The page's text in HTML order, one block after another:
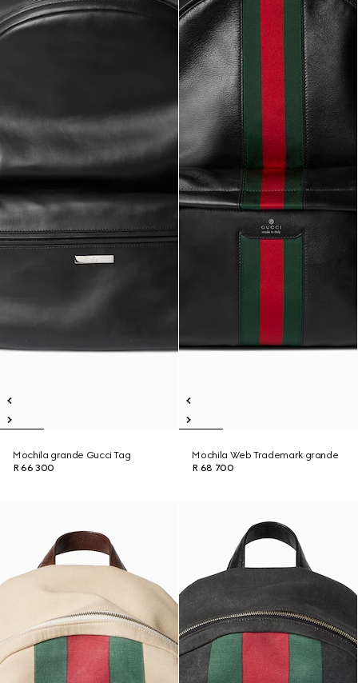
Mochila grande Gucci Tag
R 66 300
Mochila Web Trademark grande
R 68 700